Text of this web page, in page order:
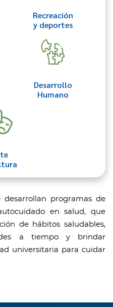
Recreación
y deportes
Desarrollo
Humano
programas de
en salud, que
de hábitos saludables,
a tiempo y brindar
universitaria para cuidar